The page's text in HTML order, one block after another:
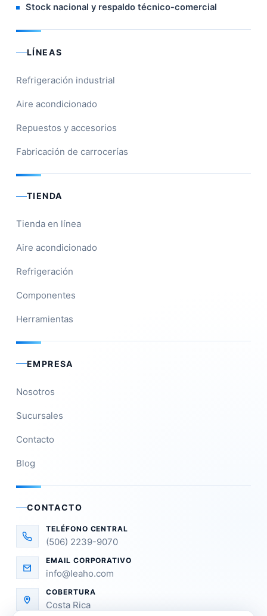
Stock nacional y respaldo técnico-comercial
LÍNEAS
Refrigeración industrial
Aire acondicionado
Repuestos y accesorios
Fabricación de carrocerías
TIENDA
Tienda en línea
Aire acondicionado
Refrigeración
Componentes
Herramientas
EMPRESA
Nosotros
Sucursales
Contacto
Blog
CONTACTO
TELÉFONO CENTRAL
(506) 2239-9070
EMAIL CORPORATIVO
info@leaho.com
COBERTURA
Costa Rica